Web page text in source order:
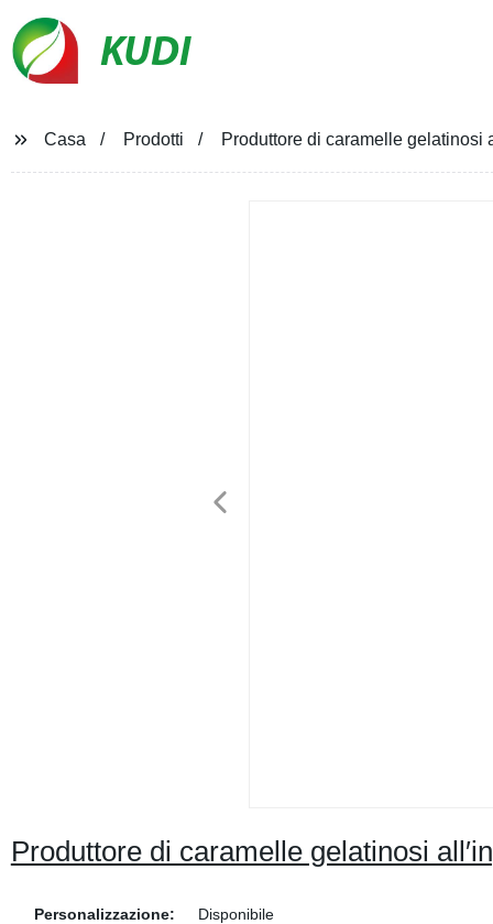
KUDI
Casa Prodotti Produttore di caramelle gelatinosi
Produttore di caramelle gelatinosi
Personalizzazione:
Disponibile